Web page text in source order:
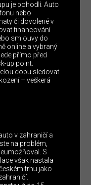
je pohodlí. Auto
nebo
či dovolené v
financování
smlouvy do
online a vybraný
přímo před
up point.
dobu sledovat
– veškerá
v zahraničí a
na problém,
S
však nastala
trhu jako